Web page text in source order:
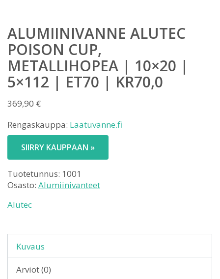
ALUMIINIVANNE ALUTEC
POISON CUP,
METALLIHOPEA | 10×20 |
5×112 | ET70 | KR70,0
369,90 €
Rengaskauppa: Laatuvanne.fi
SIIRRY KAUPPAAN »
Tuotetunnus: 1001
Osasto: Alumiinivanteet
Alutec
Kuvaus
Arviot (0)